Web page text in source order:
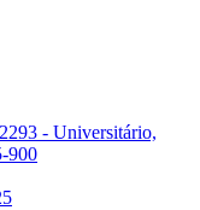
- Universitário,
900